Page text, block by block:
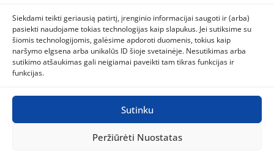
Siekdami teikti geriausią patirtį, įrenginio informacijai saugoti ir (arba)
pasiekti naudojame tokias technologijas kaip slapukus. Jei sutiksime su
šiomis technologijomis, galėsime apdoroti duomenis, tokius kaip
naršymo elgsena arba unikalūs ID šioje svetainėje. Nesutikimas arba
sutikimo atšaukimas gali neigiamai paveikti tam tikras funkcijas ir
funkcijas.
Sutinku
Peržiūrėti Nuostatas
Valstybinė maisto ir veterinarijos tarnyba
Siesikų g. 19 LT-07170 Vilnius
8 800 40 403
www.vmvt.lt
Visos teisės saugomos © 2026Varėnos Veterinarijos Vaistinė